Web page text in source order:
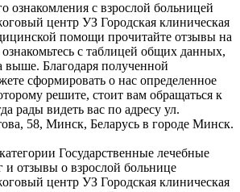
ознакомления с взрослой больницей
центр УЗ Городская клиническая
помощи прочитайте отзывы на
с таблицей общих данных,
выше. Благодаря полученной
сформировать о нас определенное
решите, стоит вам обращаться к
рады видеть вас по адресу ул.
58, Минск, Беларусь в городе Минск.
Государственные лечебные
и отзывы о взрослой больнице
центр УЗ Городская клиническая